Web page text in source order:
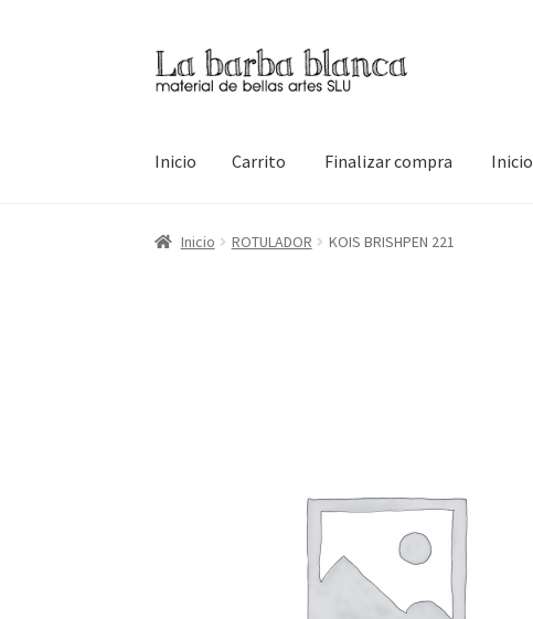
Ir
a
Ir
al
Inicio Carrito Finalizar compra Inicio
Inicio Carrito Finalizar compraInicio Mi cuenta
Inicio ROTULADOR KOIS BRISHPEN 221